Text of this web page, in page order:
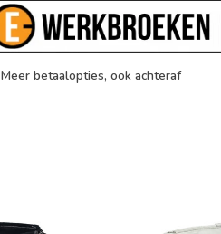
Meer betaalopties, ook achteraf